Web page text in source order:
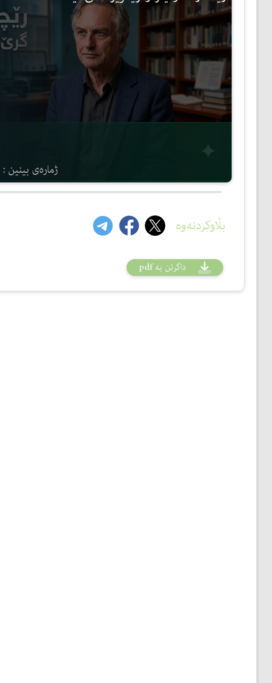
مێژوو
ئەدەب
ئافرەتان
بەبیرداهاتن
گشتی
ژمارەی بینین : 285
بڵاوکردنەوە
داگرتن بە pdf